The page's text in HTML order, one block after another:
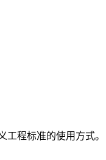
程标准的使用方式。